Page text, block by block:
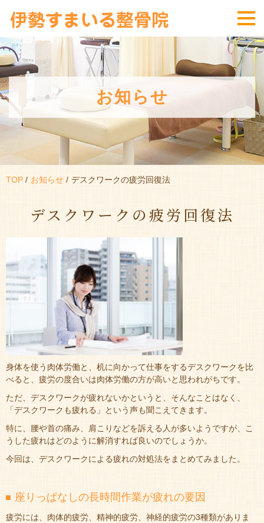
お知らせ
TOP お知らせ デスクワークの疲労回復法
デスクワークの疲労回復法
身体を使う肉体労働と、机に向かって仕事をするデスクワークを比
べると、疲労の度合いは肉体労働の方が高いと思われがちです。
ただ、デスクワークが疲れないかというと、そんなことはなく、
「デスクワークも疲れる」という声も聞こえてきます。
特に、腰や首の痛み、肩こりなどを訴える人が多いようですが、こ
うした疲れはどのように解消すれば良いのでしょうか。
今回は、デスクワークによる疲れの対処法をまとめてみました。
座りっぱなしの長時間作業が疲れの要因
疲労には、肉体的疲労、精神的疲労、神経的疲労の3種類がありま